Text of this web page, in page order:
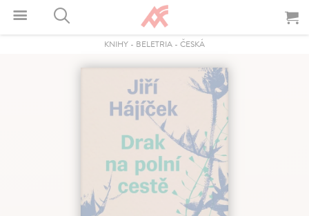
KNIHY - BELETRIA - ČESKÁ